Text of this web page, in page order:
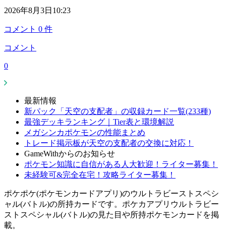
2026年8月3日10:23
コメント 0 件
コメント
0
最新情報
新パック「天空の支配者」の収録カード一覧(233種)
最強デッキランキング｜Tier表と環境解説
メガシンカポケモンの性能まとめ
トレード掲示板が天空の支配者の交換に対応！
GameWithからのお知らせ
ポケモン知識に自信がある人大歓迎！ライター募集！
未経験可&完全在宅！攻略ライター募集！
ポケポケ(ポケモンカードアプリ)のウルトラビーストスペシ
ャル(バトル)の所持カードです。ポケカアプリウルトラビー
ストスペシャル(バトル)の見た目や所持ポケモンカードを掲
載。